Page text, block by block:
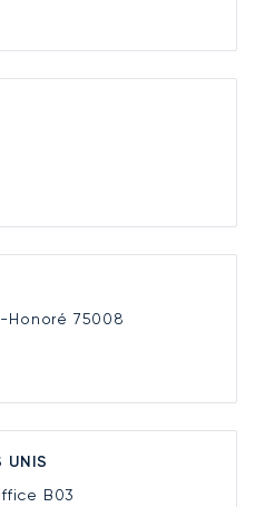
Honoré 75008
UNIS
B03